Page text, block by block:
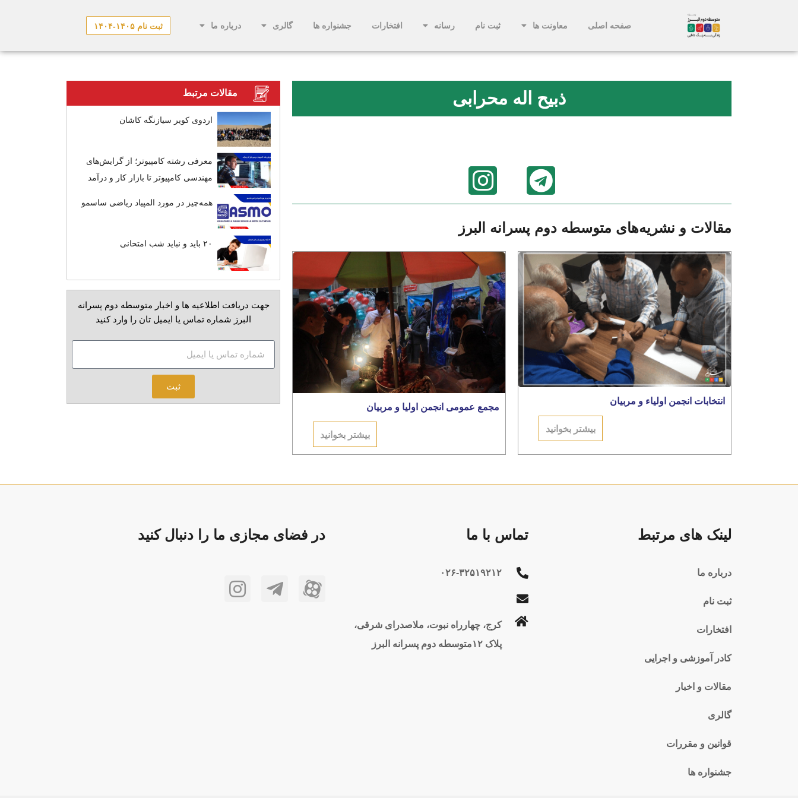
صفحه اصلی معاونت ها ثبت نام رسانه افتخارات جشنواره ها گالری درباره ما ثبت نام ۱۴۰۵-۱۴۰۴
ذبیح اله محرابی
مقالات و نشریه‌های متوسطه دوم پسرانه البرز
انتخابات انجمن اولیاء و مربیان
بیشتر بخوانید
مجمع عمومی انجمن اولیا و مربیان
بیشتر بخوانید
مقالات مرتبط
اردوی کویر سیازنگه کاشان
معرفی رشته کامپیوتر؛ از گرایش‌های
مهندسی کامپیوتر تا بازار کار و درآمد
همه‌چیز در مورد المپیاد ریاضی ساسمو
۲۰ باید و نباید شب امتحانی
جهت دریافت اطلاعیه ها و اخبار متوسطه دوم پسرانه
البرز شماره تماس یا ایمیل تان را وارد کنید
ثبت
لینک های مرتبط
درباره ما
ثبت نام
افتخارات
کادر آموزشی و اجرایی
مقالات و اخبار
گالری
قوانین و مقررات
جشنواره ها
تماس با ما
۰۲۶-۳۲۵۱۹۲۱۲
کرج، چهارراه نبوت، ملاصدرای شرقی،
پلاک ۱۲متوسطه دوم پسرانه البرز
در فضای مجازی ما را دنبال کنید